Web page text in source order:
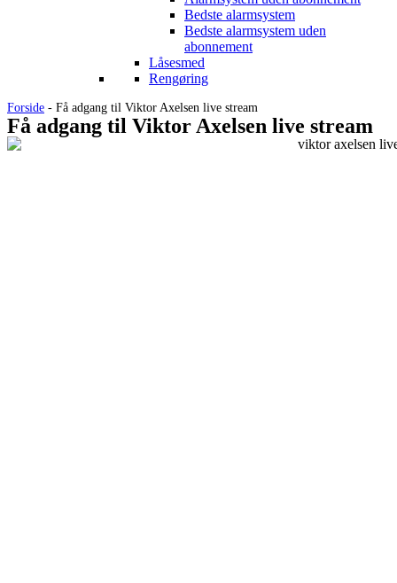
Bedste alarmsystem
Bedste alarmsystem uden
abonnement
Låsesmed
Rengøring
Forside - Få adgang til Viktor Axelsen live stream
Få adgang til Viktor Axelsen live stream